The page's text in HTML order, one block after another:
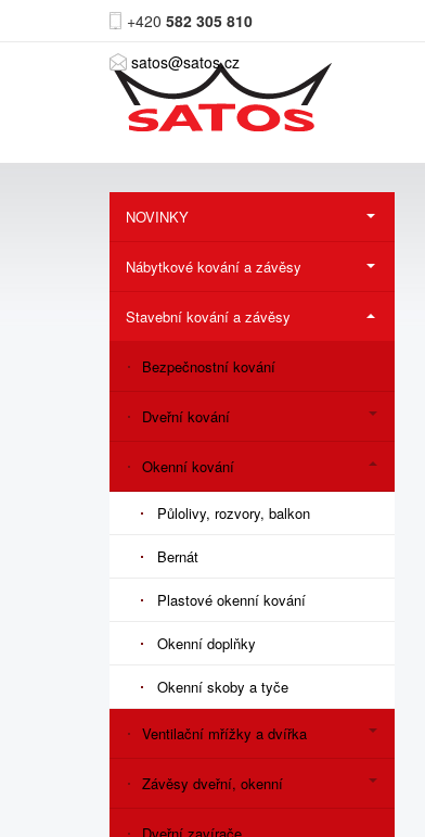
+420 582 305 810
satos@satos.cz
NOVINKY
Nábytkové kování a závěsy
Stavební kování a závěsy
Bezpečnostní kování
Dveřní kování
Okenní kování
Půlolivy, rozvory, balkon
Bernát
Plastové okenní kování
Okenní doplňky
Okenní skoby a tyče
Ventilační mřížky a dvířka
Závěsy dveřní, okenní